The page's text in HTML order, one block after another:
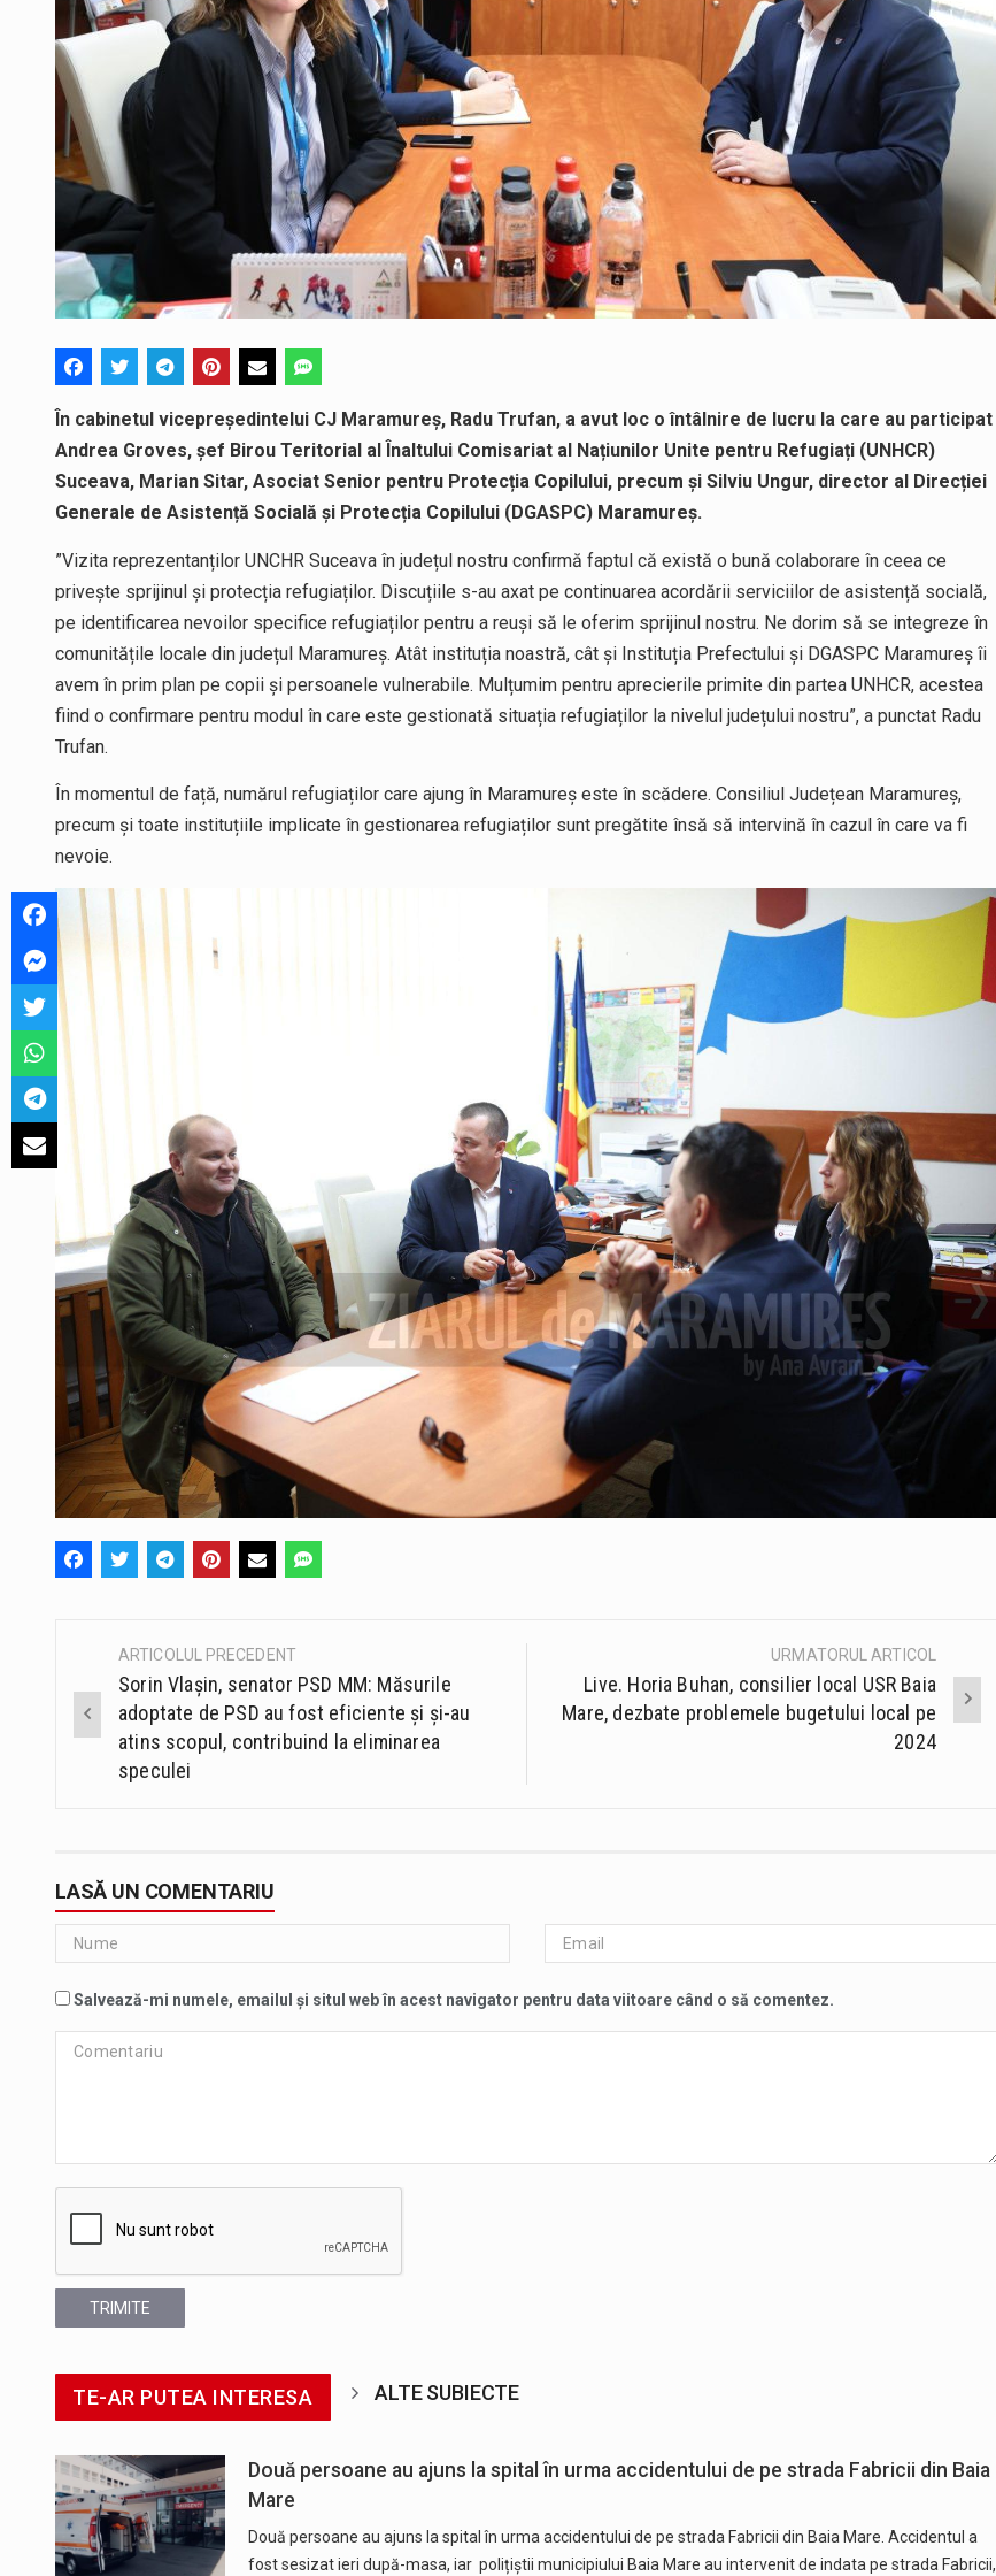
În cabinetul vicepreședintelui CJ Maramureș, Radu Trufan, a avut loc o întâlnire de lucru la care au participat
Andrea Groves, șef Birou Teritorial al Înaltului Comisariat al Națiunilor Unite pentru Refugiați (UNHCR)
Suceava, Marian Sitar, Asociat Senior pentru Protecția Copilului, precum și Silviu Ungur, director al Direcției
Generale de Asistență Socială și Protecția Copilului (DGASPC) Maramureș.
”Vizita reprezentanților UNCHR Suceava în județul nostru confirmă faptul că există o bună colaborare în ceea ce
privește sprijinul și protecția refugiaților. Discuțiile s-au axat pe continuarea acordării serviciilor de asistență socială,
pe identificarea nevoilor specifice refugiaților pentru a reuși să le oferim sprijinul nostru. Ne dorim să se integreze în
comunitățile locale din județul Maramureș. Atât instituția noastră, cât și Instituția Prefectului și DGASPC Maramureș îi
avem în prim plan pe copii și persoanele vulnerabile. Mulțumim pentru aprecierile primite din partea UNHCR, acestea
fiind o confirmare pentru modul în care este gestionată situația refugiaților la nivelul județului nostru”, a punctat Radu
Trufan.
În momentul de față, numărul refugiaților care ajung în Maramureș este în scădere. Consiliul Județean Maramureș,
precum și toate instituțiile implicate în gestionarea refugiaților sunt pregătite însă să intervină în cazul în care va fi
nevoie.
Post
navigation
ARTICOLUL PRECEDENT
Sorin Vlașin, senator PSD MM: Măsurile
adoptate de PSD au fost eficiente și și-au
atins scopul, contribuind la eliminarea
speculei
URMATORUL ARTICOL
Live. Horia Buhan, consilier local USR Baia
Mare, dezbate problemele bugetului local pe
2024
LASĂ UN COMENTARIU
Salvează-mi numele, emailul și situl web în acest navigator pentru data viitoare când o să comentez.
TRIMITE
TE-AR PUTEA INTERESA ALTE SUBIECTE
Două persoane au ajuns la spital în urma accidentului de pe strada Fabricii din Baia
Mare
Două persoane au ajuns la spital în urma accidentului de pe strada Fabricii din Baia Mare. Accidentul a
fost sesizat ieri după-masa, iar polițiștii municipiului Baia Mare au intervenit de indata pe strada Fabricii,